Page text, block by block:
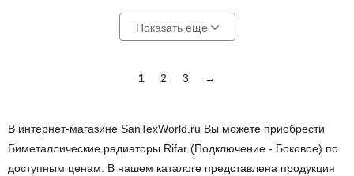
Показать еще
1 2 3 →
В интернет-магазине SanTexWorld.ru Вы можете приобрести
Биметаллические радиаторы Rifar (Подключение - Боковое) по
доступным ценам. В нашем каталоге представлена продукция